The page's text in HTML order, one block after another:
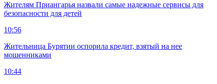
Жителям Приангарья назвали самые надежные сервисы для
безопасности для детей
10:56
Жительница Бурятии оспорила кредит, взятый на нее
мошенниками
10:44